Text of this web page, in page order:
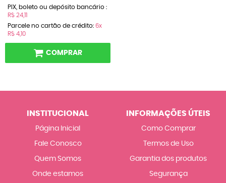
PIX, boleto ou depósito bancário :
R$ 24,11
Parcele no cartão de crédito: 6x
R$ 4,10
COMPRAR
INSTITUCIONAL
Página Inicial
Fale Conosco
Quem Somos
Onde estamos
INFORMAÇÕES ÚTEIS
Como Comprar
Termos de Uso
Garantia dos produtos
Segurança